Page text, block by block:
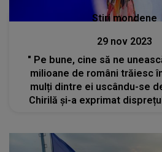
Stiri mondene
29 nov 2023
" Pe bune, cine să ne
milioane de români trăiesc
mulți dintre ei uscându-se
Chirilă și-a exprimat